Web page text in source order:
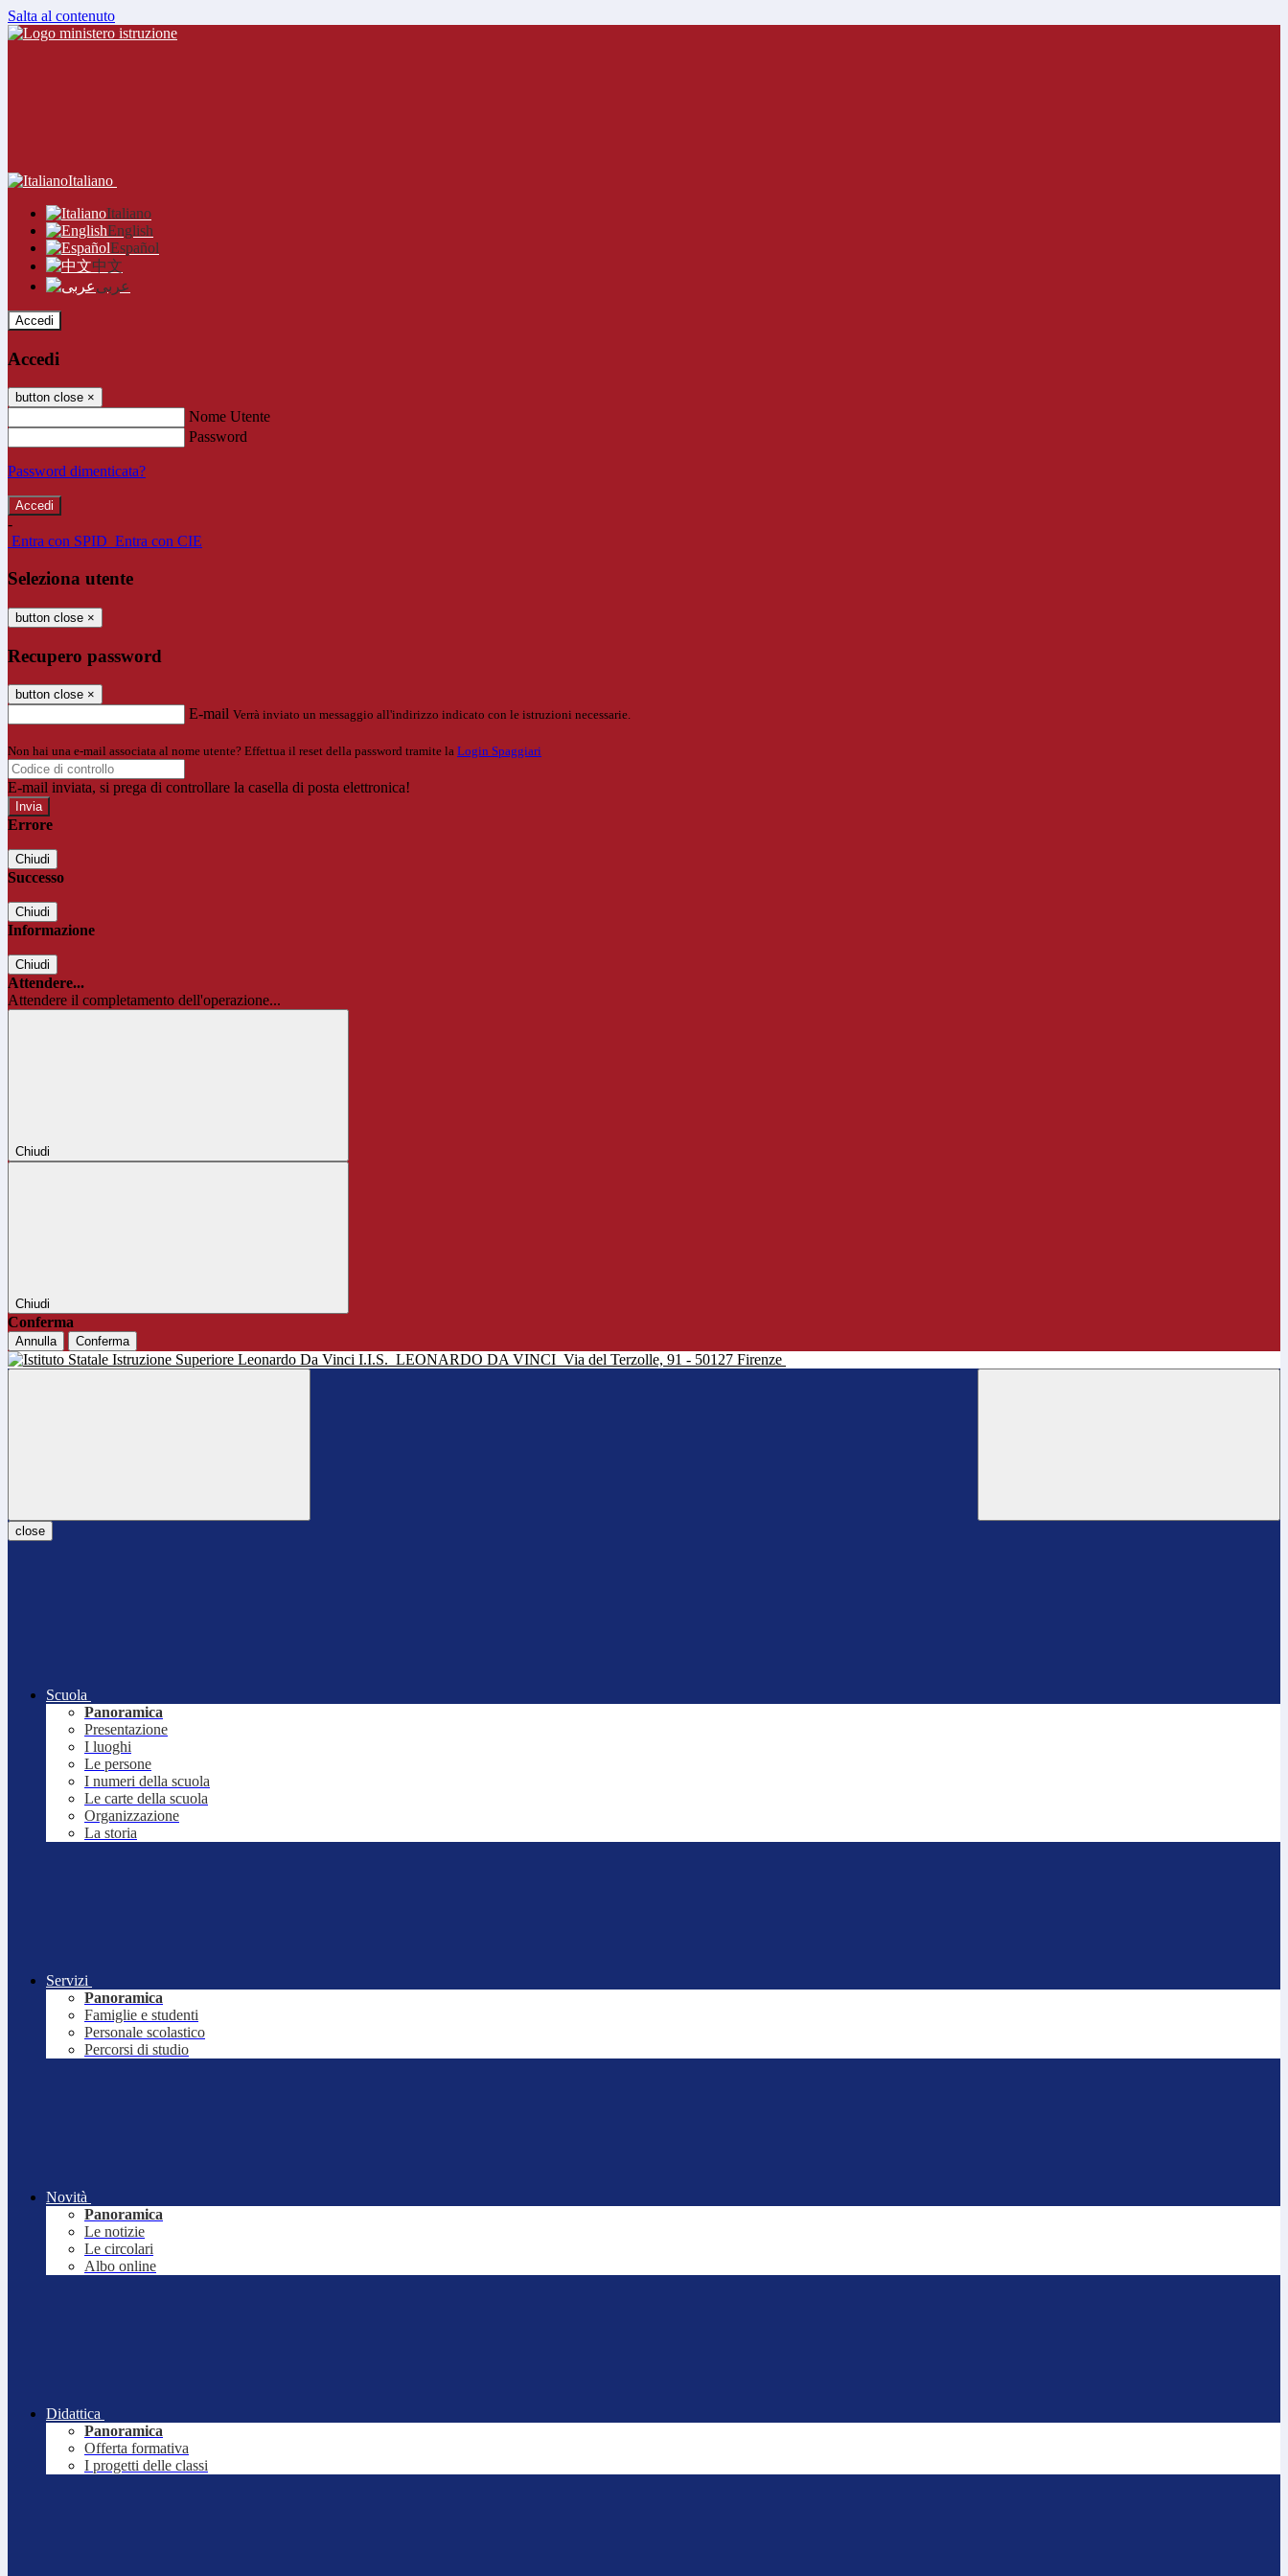
Salta al contenuto
Italiano
Italiano
English
Español
中文
عربى
Accedi
Accedi
button close ×
Nome Utente
Password
Password dimenticata?
-
Entra con SPID Entra con CIE
Seleziona utente
button close ×
Recupero password
button close ×
E-mail Verrà inviato un messaggio all'indirizzo indicato con le istruzioni necessarie.
Non hai una e-mail associata al nome utente? Effettua il reset della password tramite la Login Spaggiari
E-mail inviata, si prega di controllare la casella di posta elettronica!
Errore
Chiudi
Successo
Chiudi
Informazione
Chiudi
Attendere...
Attendere il completamento dell'operazione...
Chiudi
Chiudi
Conferma
Annulla Conferma
I.I.S. LEONARDO DA VINCI Via del Terzolle, 91 - 50127 Firenze
close
Scuola
Panoramica
Presentazione
I luoghi
Le persone
I numeri della scuola
Le carte della scuola
Organizzazione
La storia
Servizi
Panoramica
Famiglie e studenti
Personale scolastico
Percorsi di studio
Novità
Panoramica
Le notizie
Le circolari
Albo online
Didattica
Panoramica
Offerta formativa
I progetti delle classi